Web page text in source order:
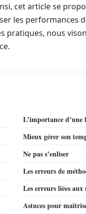
cet article se
les performances
pratiques, nous
L’importance
Mieux gérer son
Ne pas s’enliser
Les erreurs de
Les erreurs liées
Astuces pour